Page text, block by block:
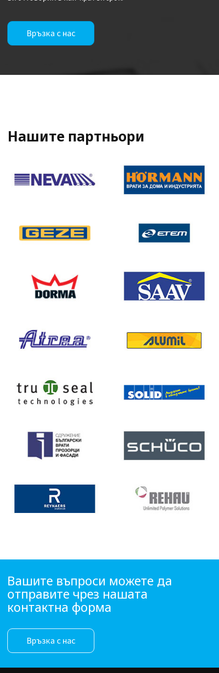
Връзка с нас
Нашите партньори
Вашите въпроси можете да
отправите чрез нашата
контактна форма
Връзка с нас